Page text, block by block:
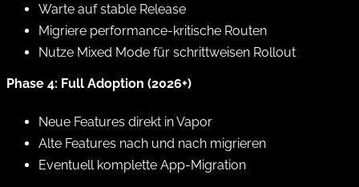
Warte auf stable Release
Migriere performance-kritische Routen
Nutze Mixed Mode für schrittweisen Rollout
Phase 4: Full Adoption (2026+)
Neue Features direkt in Vapor
Alte Features nach und nach migrieren
Eventuell komplette App-Migration